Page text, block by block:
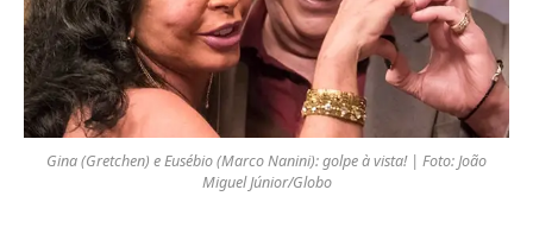
Gina (Gretchen) e Eusébio (Marco Nanini): golpe à vista! | Foto: João
Miguel Júnior/Globo